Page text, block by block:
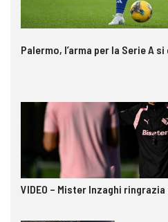
Palermo, l’arma per la Serie A
VIDEO – Mister Inzaghi